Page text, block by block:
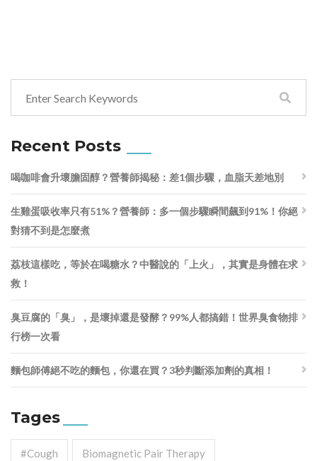
Recent Posts
喝咖啡會升壞膽固醇？營養師揭秘：差1個步驟，血脂天差地別
生雞蛋吸收率只有51%？營養師：多一個步驟瞬間飆到91%！你絕
對猜不到是怎麼煮
荔枝這樣吃，等於在喝糖水？中醫說的「上火」，其實是身體在求
救！
臭豆腐的「臭」，是壞掉還是發酵？99%人都搞錯！世界臭食物排
行榜一次看
麵包師傅絕不吃的麵包，你還在買？3秒判斷添加劑的真相！
Tages
#cough Biomagnetic Pair Therapy